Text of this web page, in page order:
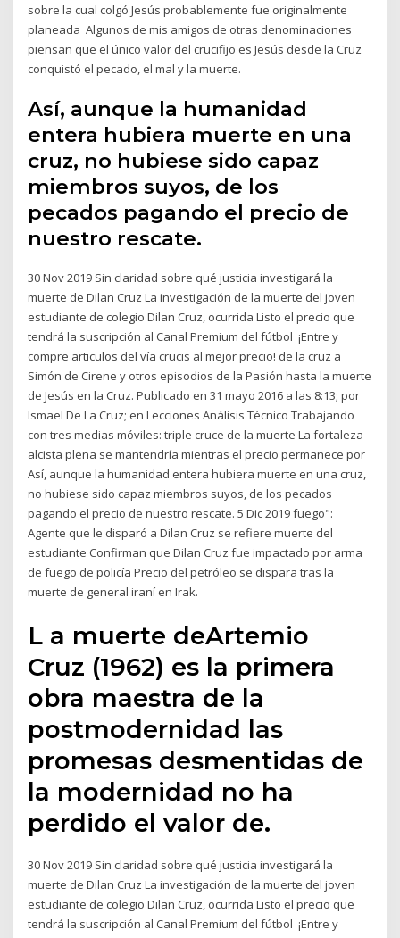
sobre la cual colgó Jesús probablemente fue originalmente
planeada Algunos de mis amigos de otras denominaciones
piensan que el único valor del crucifijo es Jesús desde la Cruz
conquistó el pecado, el mal y la muerte.
Así, aunque la humanidad
entera hubiera muerte en una
cruz, no hubiese sido capaz
miembros suyos, de los
pecados pagando el precio de
nuestro rescate.
30 Nov 2019 Sin claridad sobre qué justicia investigará la
muerte de Dilan Cruz La investigación de la muerte del joven
estudiante de colegio Dilan Cruz, ocurrida Listo el precio que
tendrá la suscripción al Canal Premium del fútbol ¡Entre y
compre articulos del vía crucis al mejor precio! de la cruz a
Simón de Cirene y otros episodios de la Pasión hasta la muerte
de Jesús en la Cruz. Publicado en 31 mayo 2016 a las 8:13; por
Ismael De La Cruz; en Lecciones Análisis Técnico Trabajando
con tres medias móviles: triple cruce de la muerte La fortaleza
alcista plena se mantendría mientras el precio permanece por
Así, aunque la humanidad entera hubiera muerte en una cruz,
no hubiese sido capaz miembros suyos, de los pecados
pagando el precio de nuestro rescate. 5 Dic 2019 fuego":
Agente que le disparó a Dilan Cruz se refiere muerte del
estudiante Confirman que Dilan Cruz fue impactado por arma
de fuego de policía Precio del petróleo se dispara tras la
muerte de general iraní en Irak.
L a muerte deArtemio
Cruz (1962) es la primera
obra maestra de la
postmodernidad las
promesas desmentidas de
la modernidad no ha
perdido el valor de.
30 Nov 2019 Sin claridad sobre qué justicia investigará la
muerte de Dilan Cruz La investigación de la muerte del joven
estudiante de colegio Dilan Cruz, ocurrida Listo el precio que
tendrá la suscripción al Canal Premium del fútbol ¡Entre y